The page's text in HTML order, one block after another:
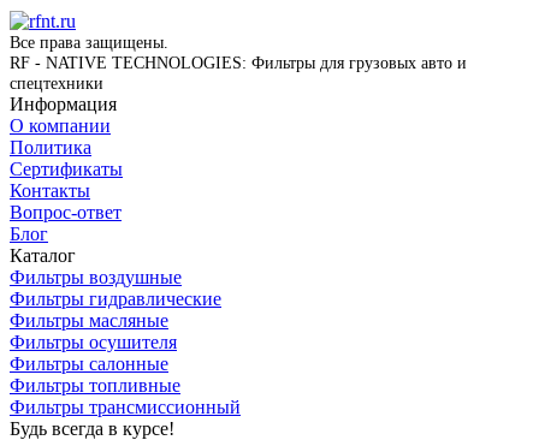
Все права защищены.
RF - NATIVE TECHNOLOGIES: Фильтры для грузовых авто и
спецтехники
Информация
О компании
Политика
Сертификаты
Контакты
Вопрос-ответ
Блог
Каталог
Фильтры воздушные
Фильтры гидравлические
Фильтры масляные
Фильтры осушителя
Фильтры салонные
Фильтры топливные
Фильтры трансмиссионный
Будь всегда в курсе!